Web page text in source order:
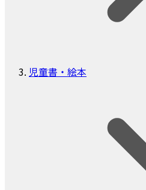
児童書・絵本